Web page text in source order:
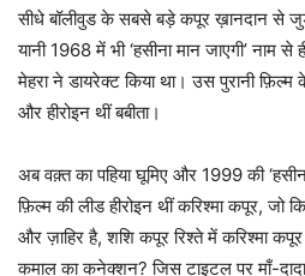
सीधे बॉलीवुड के सबसे बड़े कपूर ख़ानदान से
यानी 1968 में भी ‘हसीना मान जाएगी’ नाम
मेहरा ने डायरेक्ट किया था। उस पुरानी
और हीरोइन थीं बबीता।
अब वक़्त का पहिया घूमिए और 1999 की
फ़िल्म की लीड हीरोइन थीं करिश्मा कपूर, जो
और ज़ाहिर है, शशि कपूर रिश्ते में करिश्मा
कमाल का कनेक्शन? जिस टाइटल पर माँ-दादा